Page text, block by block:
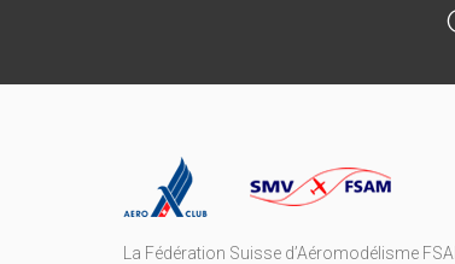
La Fédération Suisse d’Aéromodélisme